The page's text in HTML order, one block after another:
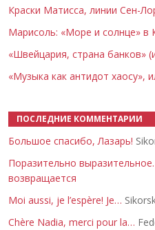
Краски Матисса, линии Сен-
Марисоль: «Море и солнце» в
«Швейцария, страна банков»
«Музыка как антидот хаосу»,
ПОСЛЕДНИЕ КОММЕНТАРИИ
Большое спасибо, Лазарь!
Поразительно
возвращается
Moi aussi, je l’espère! Je…
Chère Nadia, merci pour la…